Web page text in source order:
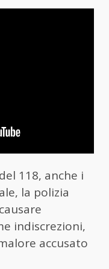
118, anche i
la polizia
indiscrezioni,
accusato